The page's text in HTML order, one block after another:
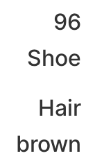
96
Shoe
Hair
brown